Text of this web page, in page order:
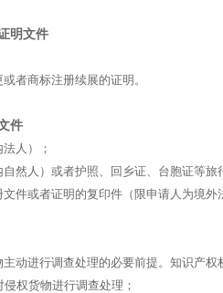
明文件
者商标注册续展的证明。
件
人）；
然人）或者护照、回乡证、台胞证等旅
或者证明的复印件（限申请人为境外
动进行调查处理的必要前提。知识产
权货物进行调查处理；